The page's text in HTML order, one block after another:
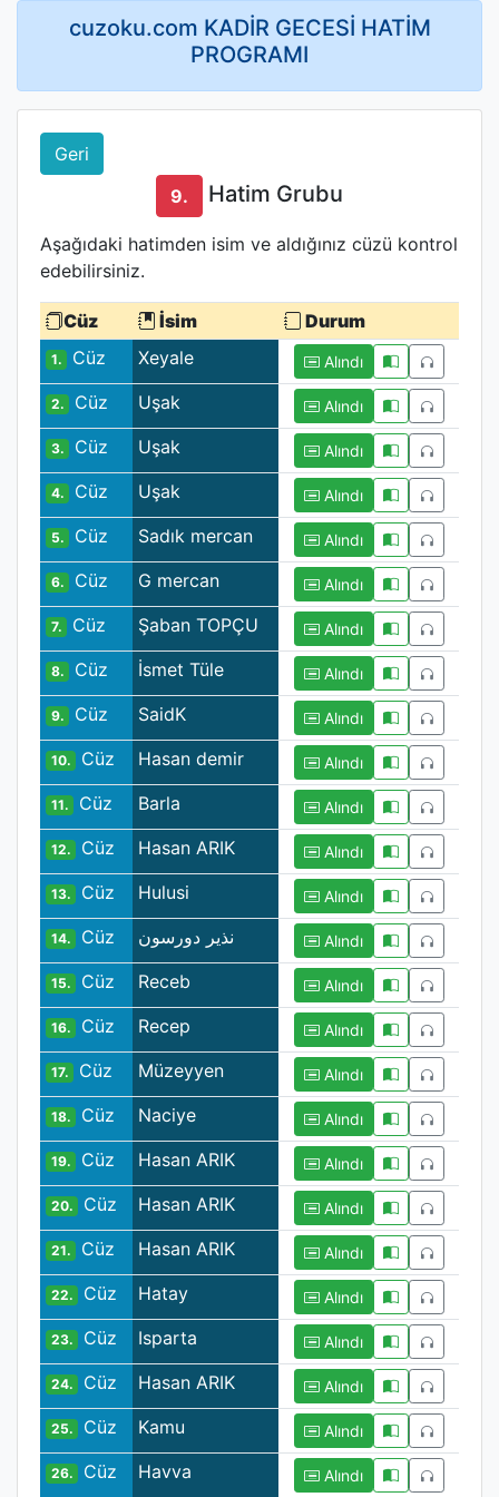
cuzoku.com KADİR GECESİ HATİM
PROGRAMI
Geri
9.
Hatim Grubu
Aşağıdaki hatimden isim ve aldığınız cüzü kontrol
edebilirsiniz.
Cüz İsim Durum
1. Cüz Xeyale Alındı
2. Cüz Uşak Alındı
3. Cüz Uşak Alındı
4. Cüz Uşak Alındı
5. Cüz Sadık mercan Alındı
6. Cüz G mercan Alındı
7. Cüz Şaban TOPÇU Alındı
8. Cüz İsmet Tüle Alındı
9. Cüz SaidK Alındı
10. Cüz Hasan demir Alındı
11. Cüz Barla Alındı
12. Cüz Hasan ARIK Alındı
13. Cüz Hulusi Alındı
14. Cüz نذير دورسون Alındı
15. Cüz Receb Alındı
16. Cüz Recep Alındı
17. Cüz Müzeyyen Alındı
18. Cüz Naciye Alındı
19. Cüz Hasan ARIK Alındı
20. Cüz Hasan ARIK Alındı
21. Cüz Hasan ARIK Alındı
22. Cüz Hatay Alındı
23. Cüz Isparta Alındı
24. Cüz Hasan ARIK Alındı
25. Cüz Kamu Alındı
26. Cüz Havva Alındı